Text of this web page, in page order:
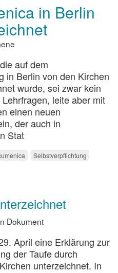
in Berlin
auf dem
in Berlin von den Kirchen
wurde, sei zwar kein
leite aber mit
einen neuen
der auch in
Stat
Selbstverpflichtung
Dokument
April eine Erklärung zur
der Taufe durch
unterzeichnet. In